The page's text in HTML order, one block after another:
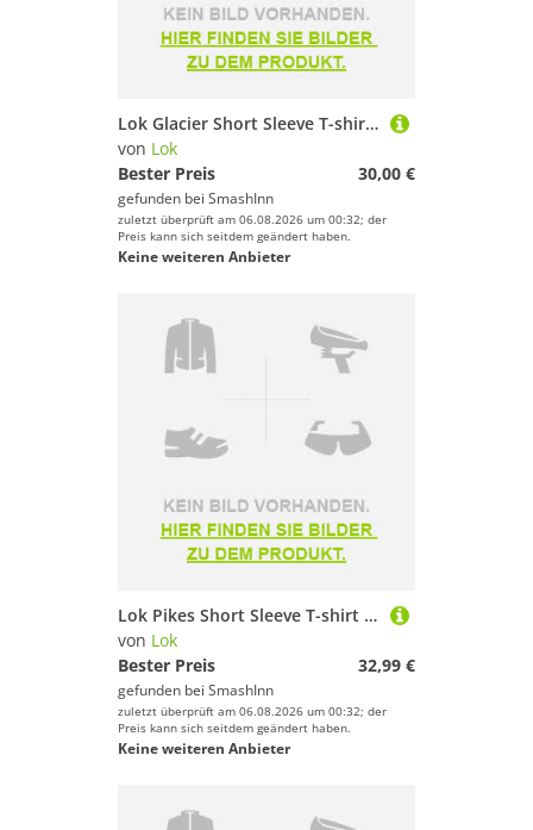
Lok Glacier Short Sleeve T-shirt Blau M Frau
von Lok
Bester Preis
30,00 €
gefunden bei SmashInn
zuletzt überprüft am 06.08.2026 um 00:32; der
Preis kann sich seitdem geändert haben.
Keine weiteren Anbieter
Lok Pikes Short Sleeve T-shirt Weiß L Mann
von Lok
Bester Preis
32,99 €
gefunden bei SmashInn
zuletzt überprüft am 06.08.2026 um 00:32; der
Preis kann sich seitdem geändert haben.
Keine weiteren Anbieter